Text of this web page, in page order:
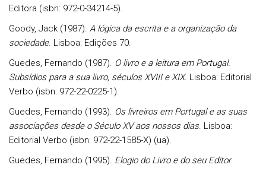
Editora (isbn: 972-0-34214-5).
Goody, Jack (1987). A lógica da escrita e a organização da
sociedade. Lisboa: Edições 70.
Guedes, Fernando (1987). O livro e a leitura em Portugal.
Subsídios para a sua livro, séculos XVIII e XIX. Lisboa: Editorial
Verbo (isbn: 972-22-0225-1).
Guedes, Fernando (1993). Os livreiros em Portugal e as suas
associações desde o Século XV aos nossos dias. Lisboa:
Editorial Verbo (isbn: 972-22-1585-X) (ua).
Guedes, Fernando (1995). Elogio do Livro e do seu Editor.